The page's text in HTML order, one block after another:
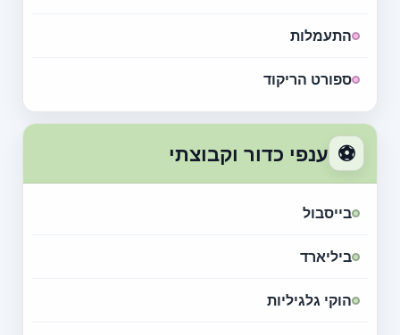
התעמלות
ספורט הריקוד
⚽ ענפי כדור וקבוצתי
בייסבול
ביליארד
הוקי גלגיליות